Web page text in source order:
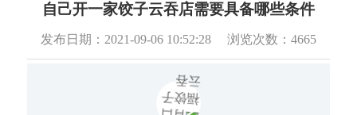
自己开一家饺子云吞店需要具备哪些条件
发布日期： 2021-09-06 10:52:28 浏览次数： 4665